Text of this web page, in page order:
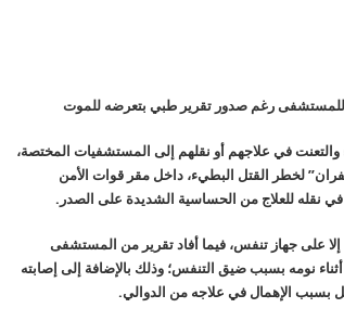
رغم صدور تقرير طبي بتعرضه للموت
في علاجهم أو نقلهم إلى المستشفيات المختصة،
لخطر القتل البطيء، داخل مقر قوات الأمن
نقله للعلاج من الحساسية الشديدة على الصدر .
على جهاز تنفس، فيما أفاد تقرير من المستشفى
نومه بسبب ضيق التنفس؛ وذلك بالإضافة إلى إصابته
بسبب الإهمال في علاجه من الدوالي.